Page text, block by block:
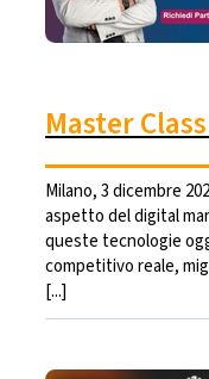
Master
Milano, 3 dicembre
aspetto del digital
queste tecnologie
competitivo reale,
[...]